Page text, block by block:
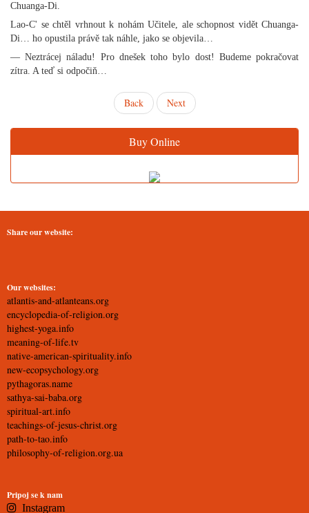
Chuanga-Di.
Lao-C' se chtěl vrhnout k nohám Učitele, ale schopnost vidět Chuanga-
Di… ho opustila právě tak náhle, jako se objevila…
— Neztrácej náladu! Pro dnešek toho bylo dost! Budeme pokračovat
zítra. A teď si odpočiň…
Back Next
Buy Online
Share our website:
Our websites:
atlantis-and-atlanteans.org
encyclopedia-of-religion.org
highest-yoga.info
meaning-of-life.tv
native-american-spirituality.info
new-ecopsychology.org
pythagoras.name
sathya-sai-baba.org
spiritual-art.info
teachings-of-jesus-christ.org
path-to-tao.info
philosophy-of-religion.org.ua
Pripoj se k nam
Instagram